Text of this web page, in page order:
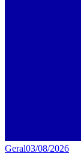
Geral03/08/2026